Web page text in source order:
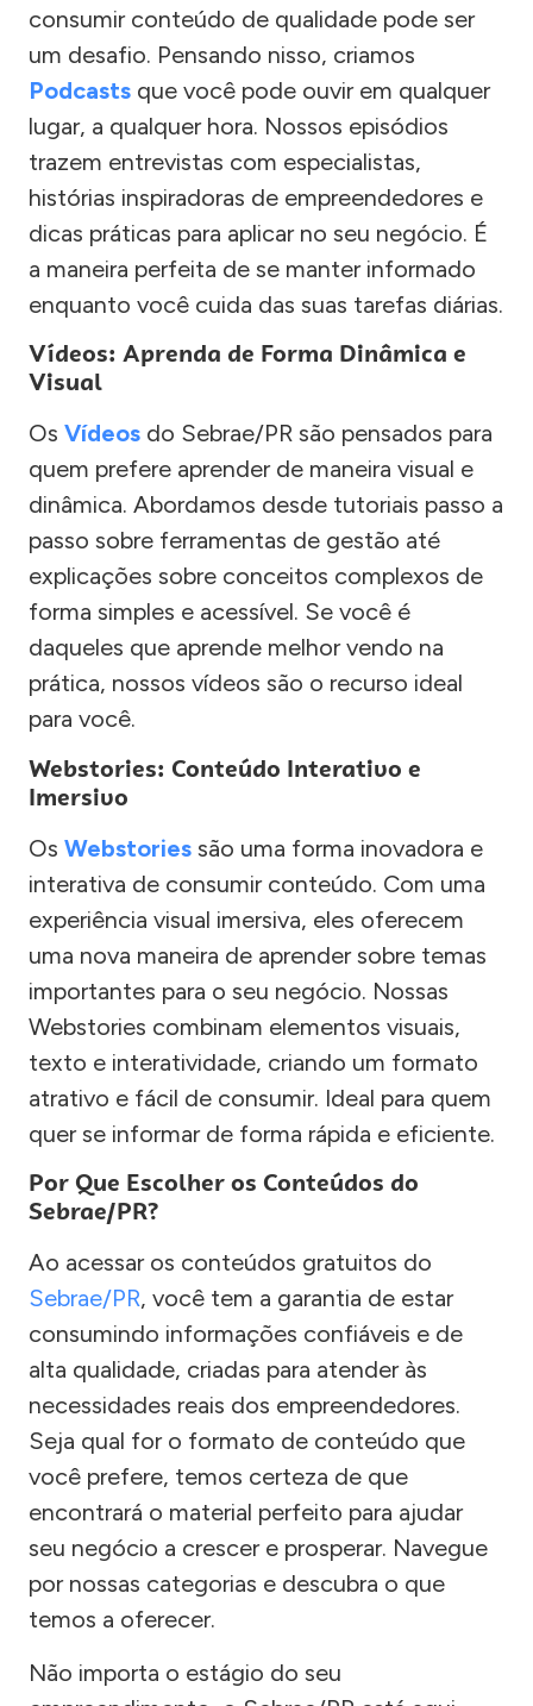
consumir conteúdo de qualidade pode ser
um desafio. Pensando nisso, criamos
Podcasts que você pode ouvir em qualquer
lugar, a qualquer hora. Nossos episódios
trazem entrevistas com especialistas,
histórias inspiradoras de empreendedores e
dicas práticas para aplicar no seu negócio. É
a maneira perfeita de se manter informado
enquanto você cuida das suas tarefas diárias.
Vídeos: Aprenda de Forma Dinâmica e
Visual
Os Vídeos do Sebrae/PR são pensados para
quem prefere aprender de maneira visual e
dinâmica. Abordamos desde tutoriais passo a
passo sobre ferramentas de gestão até
explicações sobre conceitos complexos de
forma simples e acessível. Se você é
daqueles que aprende melhor vendo na
prática, nossos vídeos são o recurso ideal
para você.
Webstories: Conteúdo Interativo e
Imersivo
Os Webstories são uma forma inovadora e
interativa de consumir conteúdo. Com uma
experiência visual imersiva, eles oferecem
uma nova maneira de aprender sobre temas
importantes para o seu negócio. Nossas
Webstories combinam elementos visuais,
texto e interatividade, criando um formato
atrativo e fácil de consumir. Ideal para quem
quer se informar de forma rápida e eficiente.
Por Que Escolher os Conteúdos do
Sebrae/PR?
Ao acessar os conteúdos gratuitos do
Sebrae/PR, você tem a garantia de estar
consumindo informações confiáveis e de
alta qualidade, criadas para atender às
necessidades reais dos empreendedores.
Seja qual for o formato de conteúdo que
você prefere, temos certeza de que
encontrará o material perfeito para ajudar
seu negócio a crescer e prosperar. Navegue
por nossas categorias e descubra o que
temos a oferecer.
Não importa o estágio do seu